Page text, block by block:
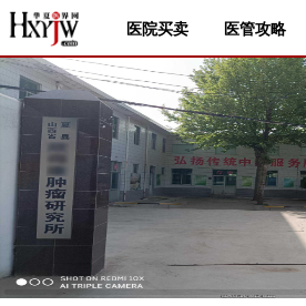
医院买卖 医管攻略